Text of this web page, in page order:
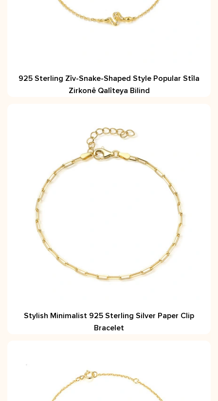
925 Sterling Zîv-Snake-Shaped Style Popular Stîla
Zirkonê Qalîteya Bilind
Stylish Minimalist 925 Sterling Silver Paper Clip
Bracelet